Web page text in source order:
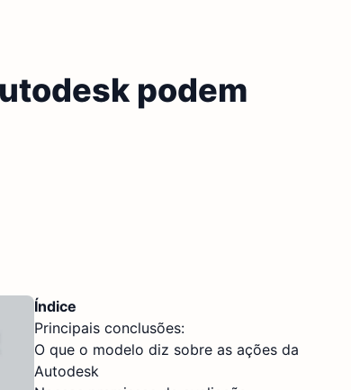
podem
Índice
Principais conclusões:
O que o modelo diz sobre as ações da
Autodesk